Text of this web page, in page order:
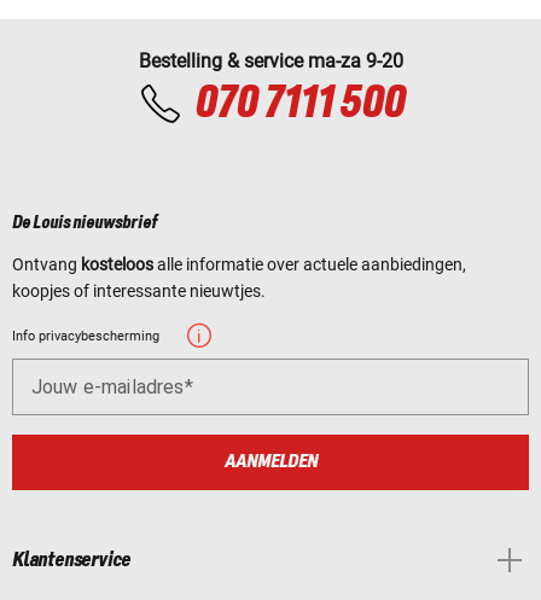
Bestelling & service ma-za 9-20
070 7111 500
De Louis nieuwsbrief
Ontvang kosteloosalle informatie over actuele aanbiedingen,
koopjes of interessante nieuwtjes.
Info privacybescherming
Jouw e-mailadres
AANMELDEN
Klantenservice